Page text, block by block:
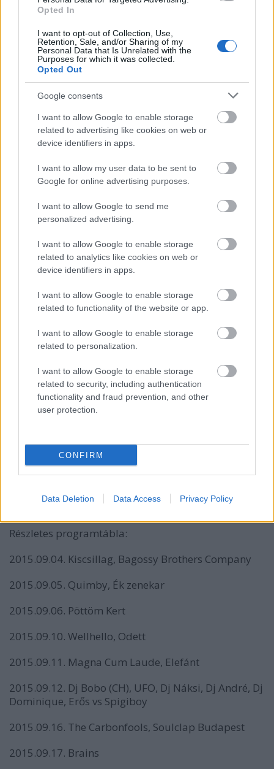
Opted In
I want to opt-out of Collection, Use,
Retention, Sale, and/or Sharing of my
Personal Data that Is Unrelated with the
Purposes for which it was collected.
Opted Out
Google consents
I want to allow Google to enable storage
related to advertising like cookies on web or
device identifiers in apps.
I want to allow my user data to be sent to
Google for online advertising purposes.
I want to allow Google to send me
personalized advertising.
I want to allow Google to enable storage
related to analytics like cookies on web or
device identifiers in apps.
I want to allow Google to enable storage
related to functionality of the website or app.
I want to allow Google to enable storage
related to personalization.
I want to allow Google to enable storage
related to security, including authentication
functionality and fraud prevention, and other
user protection.
CONFIRM
Data Deletion Data Access Privacy Policy
fesztiválzenekaraiból áll össze a Kapuzárási
Pénzből Marsalkó Dávid pikniknyitó koncertjükre:
„Az idei második parkos koncertünkre extra
műsorral készülünk, hogy méltóképpen zárjuk le életünk
eddigi legjobb nyarát. Látványban és a dallistával is az
a tervünk, hogy az eddigi Halott Pénz koncertek
fővédnöke legyen.”
Azonban a további napok is bővelkednek hallani- és
látnivalóban: az idén kerek évfordulóját a Sziget
koncertjén például garantált az egész nézőteret
megmozgató tánc és a magasba emelkedő kezek. A
Kapuzárási Pikniken tartja 15. születésnapját a
hiperkarma:„Úgy érzem, hogy ezzel a koncerttel nem
csak a zenekar 15 éves fennállását ünnepeljük meg,
hanem a barátságunkét is, ami összetartott bennünket,
még a legsötétebb időszakokban is. Sok próbát kiállt és
azt hiszem, mindannyiunk számára fontos barátság
- Meséli Bérczesi Robi, énekes, a csapat pedig
arra buzdítja rajongóikat, maguk is osszák meg egy
fotó formájában a zenekarral kapcsolatos
a #hiperkarma15 taget használva.
Punnany Massif koncerttel enged minket útra a nyár,
amikor is jó eséllyel ismét megtöltik Európa
legnagyobb szabadtéri szórakozóhelyét. A
négynapos koncertdömpinget pedig – fesztiválhoz
utolsó fesztiválján. Mert bár a naptár szerint már ősz
van, a Budapest Parkban még közel egy hónapig
a hétköznapok karmából, a legjobb
Részletes programtábla:
2015.09.04. Kiscsillag, Bagossy Brothers Company
2015.09.05. Quimby, Ék zenekar
2015.09.06. Pöttöm Kert
2015.09.10. Wellhello, Odett
2015.09.11. Magna Cum Laude, Elefánt
2015.09.12. Dj Bobo (CH), UFO, Dj Náksi, Dj André, Dj
Dominique, Erős vs Spigiboy
2015.09.16. The Carbonfools, Soulclap Budapest
2015.09.17. Brains